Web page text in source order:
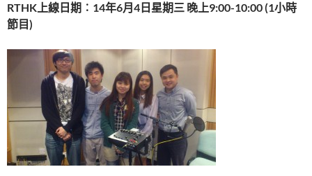
RTHK 上線日期︰ 14年6月 4 日星期三 晚上9:00-10:00 (1小時
節目)